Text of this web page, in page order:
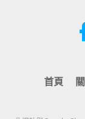
首頁